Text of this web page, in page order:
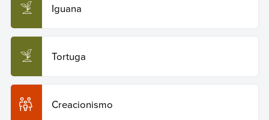
Iguana
Tortuga
Creacionismo